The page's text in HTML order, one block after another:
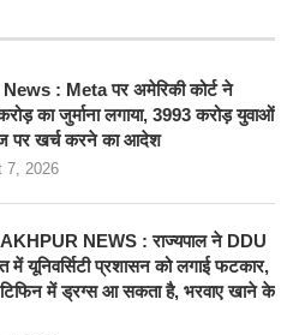
: Meta पर अमेरिकी कोर्ट ने
का जुर्माना लगाया, 3993 करोड़ युवाओं
पर खर्च करने का आदेश
7, 2026
NEWS : राज्यपाल ने DDU
में यूनिवर्सिटी प्रशासन को लगाई फटकार,
टिफिन में ड्रग्स आ सकता है, भरवाए खाने के